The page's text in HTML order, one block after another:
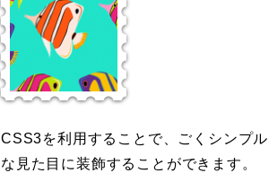
CSS3を利用することで、ごくシンプ
な見た目に装飾することができます。